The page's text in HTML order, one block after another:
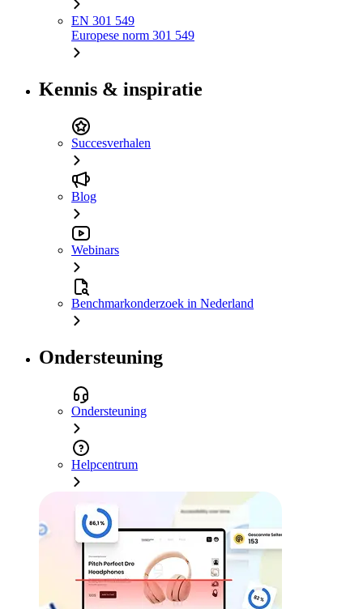
EN 301 549
Europese norm 301 549
Kennis & inspiratie
Succesverhalen
Blog
Webinars
Benchmarkonderzoek in Nederland
Ondersteuning
Ondersteuning
Helpcentrum